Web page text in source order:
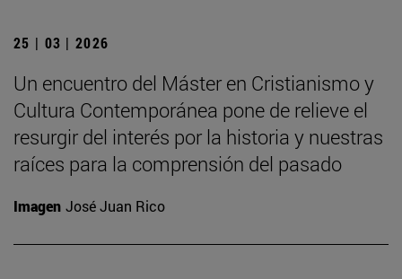
25 | 03 | 2026
Un encuentro del Máster en Cristianismo y
Cultura Contemporánea pone de relieve el
resurgir del interés por la historia y nuestras
raíces para la comprensión del pasado
Imagen José Juan Rico